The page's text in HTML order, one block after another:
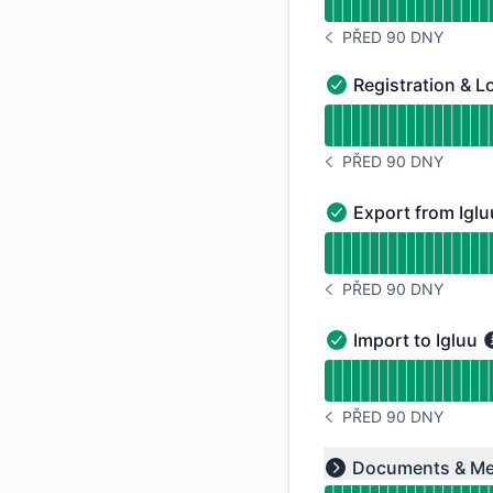
VŠIMNĚTE SI
PŘED 90 DNY
Registration & Login
Registration &
VŠIMNĚTE SI
PŘED 90 DNY
Export from Igluu
Export from
VŠIMNĚTE SI
PŘED 90 DNY
Import to Igluu -
Import to Igluu
VŠIMNĚTE SI
PŘED 90 DNY
Expand group
Documents &
Přečtěte si graf